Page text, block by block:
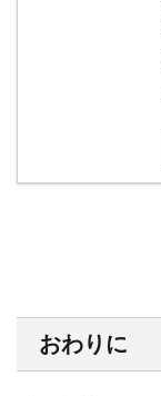
おわりに